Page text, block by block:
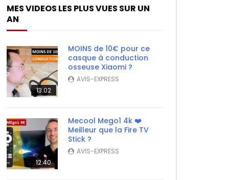
MES VIDEOS LES PLUS VUES SUR UN
AN
13:02
MOINS de 10€ pour ce
casque à conduction
osseuse Xiaomi ?
AVIS-EXPRESS
12:40
Mecool Mego1 4k ❤️
Meilleur que la Fire TV
Stick ?
AVIS-EXPRESS